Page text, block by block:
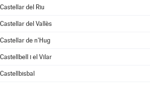
Castellar del Riu
Castellar del Vallès
Castellar de n'Hug
Castellbell i el Vilar
Castellbisbal